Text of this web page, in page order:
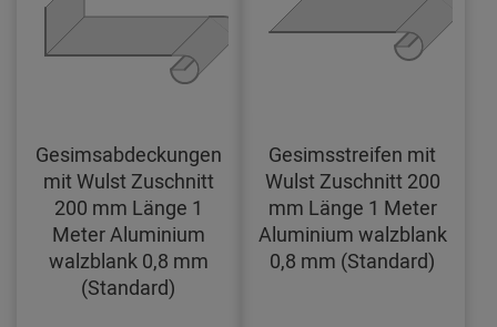
Gesimsabdeckungen
mit Wulst Zuschnitt
200 mm Länge 1
Meter Aluminium
walzblank 0,8 mm
(Standard)
Gesimsstreifen mit
Wulst Zuschnitt 200
mm Länge 1 Meter
Aluminium walzblank
0,8 mm (Standard)